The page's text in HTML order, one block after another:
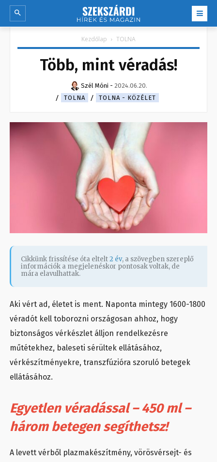
Kezdőlap TOLNA
Több, mint véradás!
Szél Móni - 2024.06.20.
TOLNA
TOLNA - KÖZÉLET
Cikkünk frissítése óta eltelt2 év, a szövegben szereplő
információk a megjelenéskor pontosak voltak, de
mára elavulhattak.
Aki vért ad, életet is ment. Naponta mintegy 1600-1800
véradót kell toborozni országosan ahhoz, hogy
biztonságos vérkészlet álljon rendelkezésre
műtétekhez, baleseti sérültek ellátásához,
vérkészítményekre, transzfúzióra szoruló betegek
ellátásához.
Egyetlen véradással – 450 ml –
három betegen segíthetsz!
A levett vérből plazmakészítmény, vörösvérsejt- és